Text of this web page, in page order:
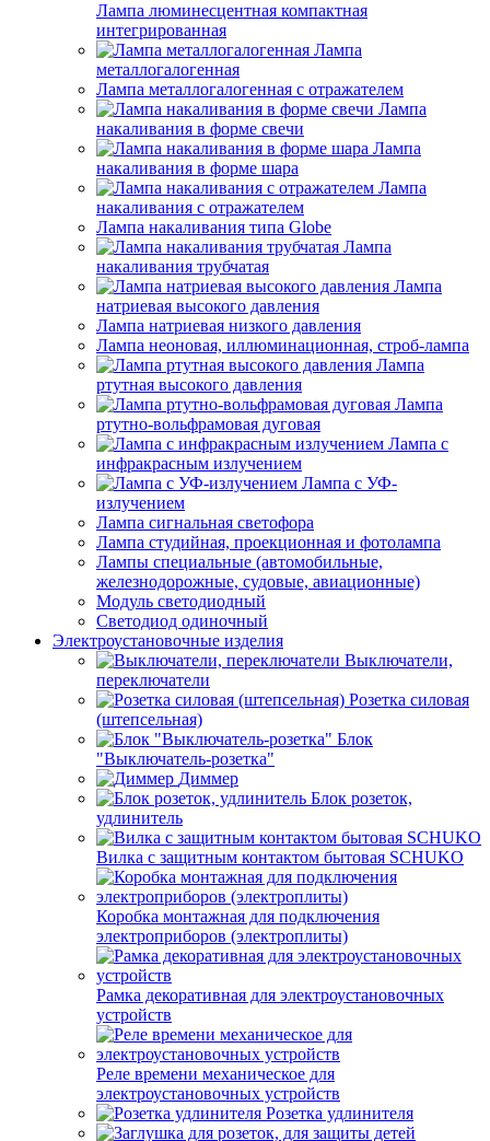
Лампа люминесцентная компактная
интегрированная
Лампа
металлогалогенная
Лампа металлогалогенная с отражателем
Лампа
накаливания в форме свечи
Лампа
накаливания в форме шара
Лампа
накаливания с отражателем
Лампа накаливания типа Globe
Лампа
накаливания трубчатая
Лампа
натриевая высокого давления
Лампа натриевая низкого давления
Лампа неоновая, иллюминационная, строб-лампа
Лампа
ртутная высокого давления
Лампа
ртутно-вольфрамовая дуговая
Лампа с
инфракрасным излучением
Лампа с УФ-
излучением
Лампа сигнальная светофора
Лампа студийная, проекционная и фотолампа
Лампы специальные (автомобильные,
железнодорожные, судовые, авиационные)
Модуль светодиодный
Светодиод одиночный
Электроустановочные изделия
Выключатели,
переключатели
Розетка силовая
(штепсельная)
Блок
"Выключатель-розетка"
Диммер
Блок розеток,
удлинитель
Вилка с защитным контактом бытовая SCHUKO
Коробка монтажная для подключения
электроприборов (электроплиты)
Рамка декоративная для электроустановочных
устройств
Реле времени механическое для
электроустановочных устройств
Розетка удлинителя